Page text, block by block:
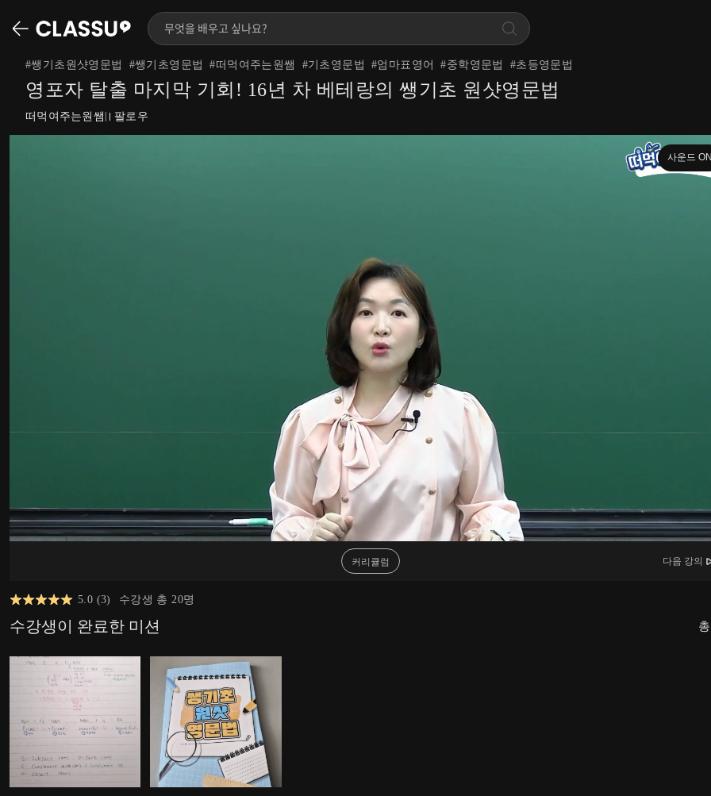
#쌩기초원샷영문법 #쌩기초영문법 #떠먹여주는원쌤 #기초영문법 #엄마표영어 #중학영문법 #초등영문법
영포자 탈출 마지막 기회! 16년 차 베테랑의 쌩기초 원샷영문법
떠먹여주는원쌤 팔로우
사운드 ON
커리큘럼 다음 강의
5.0 (3) 수강생 총 20명
수강생이 완료한 미션 총